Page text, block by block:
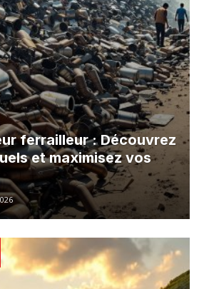
ferrailleur : Découvrez
et maximisez vos